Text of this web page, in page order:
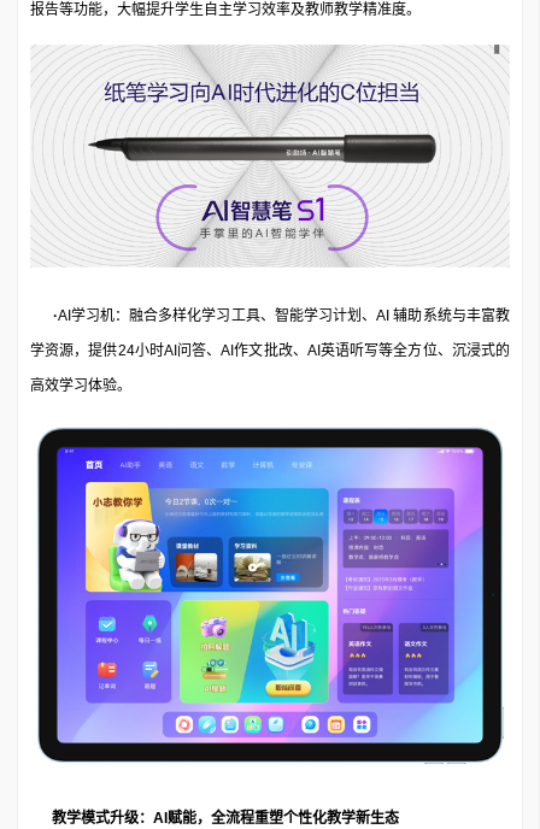
报告等功能，大幅提升学生自主学习效率及教师教学精准度。
·AI学习机：融合多样化学习工具、智能学习计划、AI 辅助系统与丰富教
学资源，提供24小时AI问答、AI作文批改、AI英语听写等全方位、沉浸式的
高效学习体验。
教学模式升级：AI赋能，全流程重塑个性化教学新生态